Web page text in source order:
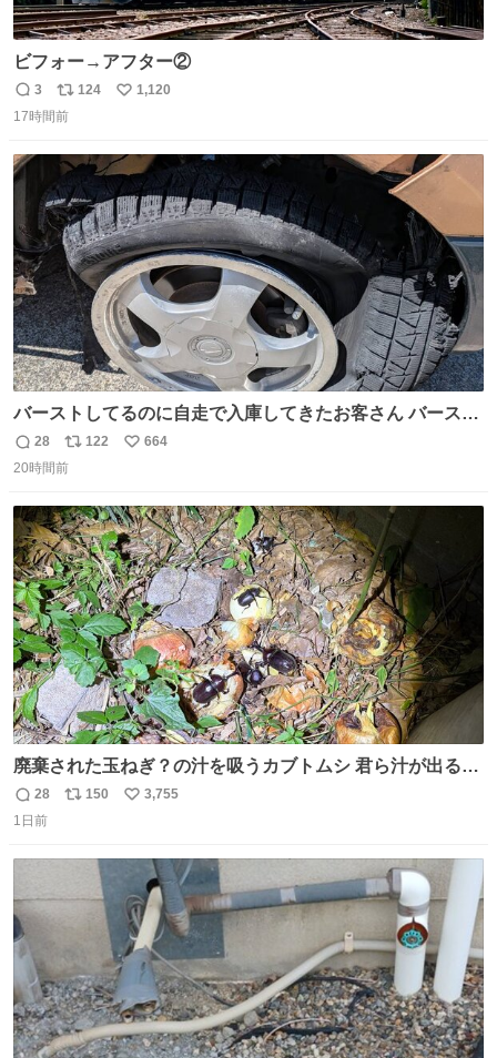
ビフォー→アフター②
返
信
3
リ
ポ
ト
数
124
い
数
1,120
17時間前
バーストしてるのに自走で入庫してきたお客さん バースト
したならその場で動かないで助け呼んで下さい😰 保険にロ
ードサービス付いてて金銭負担も無いんですから これで走
装ダメージ、ABSセンサ断線、ブレーキホースも傷入っち
ゃってます…
返
信
28
リ
ポ
ト
数
122
い
数
664
20時間前
廃棄された玉ねぎ？の汁を吸うカブトムシ 君ら汁が出る植
物ならなんでもいいのかよ… まあ害虫だよねこりゃ 他には
カナブンや黒ゴキが来ていた
返
信
28
リ
数
150
い
3,755
1日前